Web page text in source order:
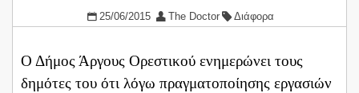
25/06/2015 The Doctor Διάφορα
Ο Δήμος Άργους Ορεστικού ενημερώνει τους
δημότες του ότι λόγω πραγματοποίησης εργασιών